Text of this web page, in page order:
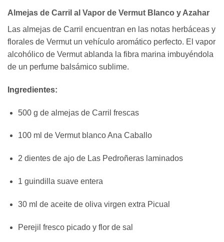
Almejas de Carril al Vapor de Vermut Blanco y Azahar
Las almejas de Carril encuentran en las notas herbáceas y
florales de Vermut un vehículo aromático perfecto. El vapor
alcohólico de Vermut ablanda la fibra marina imbuyéndola
de un perfume balsámico sublime.
Ingredientes:
500 g de almejas de Carril frescas
100 ml de Vermut blanco Ana Caballo
2 dientes de ajo de Las Pedroñeras laminados
1 guindilla suave entera
30 ml de aceite de oliva virgen extra Picual
Perejil fresco picado y flor de sal